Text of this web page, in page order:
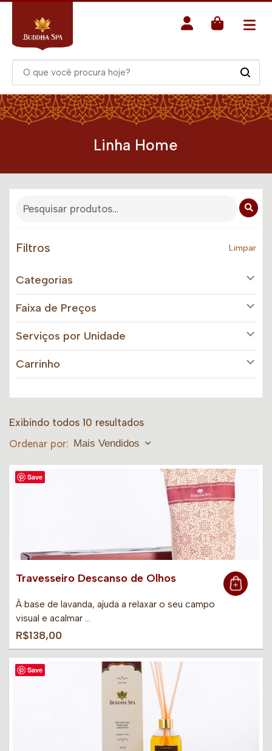
Linha Home
Filtros Limpar
Categorias
Faixa de Preços
Serviços por Unidade
Carrinho
Exibindo todos 10 resultados
Ordenar por: Mais Vendidos
Save
Travesseiro Descanso de Olhos
À base de lavanda, ajuda a relaxar o seu campo
visual e acalmar …
R$138,00
Save